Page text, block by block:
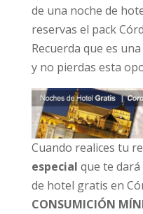
de una noche de
reservas el pack
Recuerda que es
y no pierdas esta
Cuando realices tu
especial que te
de hotel gratis en
CONSUMICIÓN